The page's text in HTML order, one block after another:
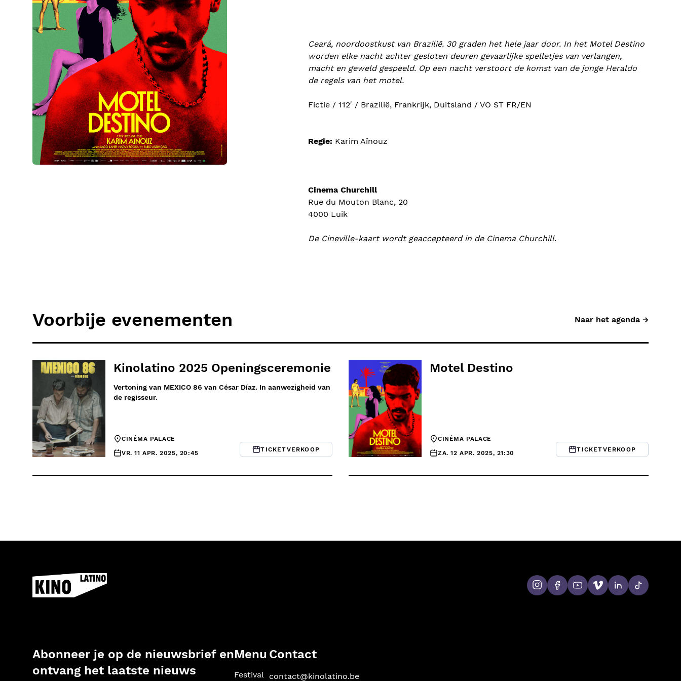
Ceará, noordoostkust van Brazilië. 30 graden het hele jaar door. In het Motel Destino
worden elke nacht achter gesloten deuren gevaarlijke spelletjes van verlangen,
macht en geweld gespeeld. Op een nacht verstoort de komst van de jonge Heraldo
de regels van het motel.
Fictie / 112′ / Brazilië, Frankrijk, Duitsland / VO ST FR/EN
Regie: Karim Aïnouz
Cinema Churchill
Rue du Mouton Blanc, 20
4000 Luik
De Cineville-kaart wordt geaccepteerd in de Cinema Churchill.
Voorbije evenementen Naar het agenda →
Kinolatino 2025 Openingsceremonie
Vertoning van MEXICO 86 van César Díaz. In aanwezigheid van
de regisseur.
CINÉMA PALACE
VR. 11 APR. 2025, 20:45
TICKETVERKOOP
Motel Destino
CINÉMA PALACE
ZA. 12 APR. 2025, 21:30
TICKETVERKOOP
Abonneer je op de nieuwsbrief en
ontvang het laatste nieuws
Menu
Festival
Contact
contact@kinolatino.be